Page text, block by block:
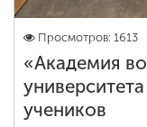
Просмотров: 1613
«Академия
учеников